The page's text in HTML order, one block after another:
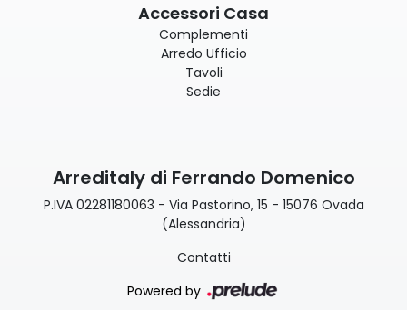
Accessori Casa
Complementi
Arredo Ufficio
Tavoli
Sedie
Arreditaly di Ferrando Domenico
P.IVA 02281180063 - Via Pastorino, 15 - 15076 Ovada
(Alessandria)
Contatti
Powered by